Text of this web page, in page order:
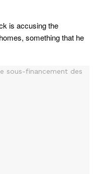
is accusing the
something that he